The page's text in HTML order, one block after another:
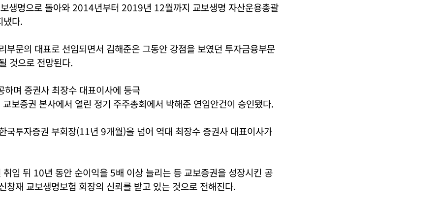
생명으로 돌아와 2014년부터 2019년 12월까지 교보생명 자산운용총괄
냈다.
부문의 대표로 선임되면서 김해준은 그동안 강점을 보였던 투자금융부문
것으로 전망된다.
며 증권사 최장수 대표이사에 등극
보증권 본사에서 열린 정기 주주총회에서 박해준 연임안건이 승인됐다.
국투자증권 부회장(11년 9개월)을 넘어 역대 최장수 증권사 대표이사가
임 뒤 10년 동안 순이익을 5배 이상 늘리는 등 교보증권을 성장시킨 공
창재 교보생명보험 회장의 신뢰를 받고 있는 것으로 전해진다.